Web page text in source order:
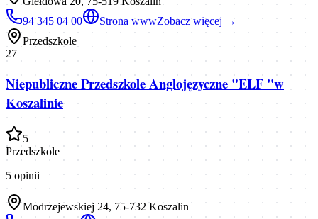
94 345 04 00
Strona wwwZobacz więcej →
Przedszkole
27
Niepubliczne Przedszkole Anglojęzyczne "ELF "w
Koszalinie
5
Przedszkole
5 opinii
Modrzejewskiej 24, 75-732 Koszalin